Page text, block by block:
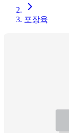
포장육